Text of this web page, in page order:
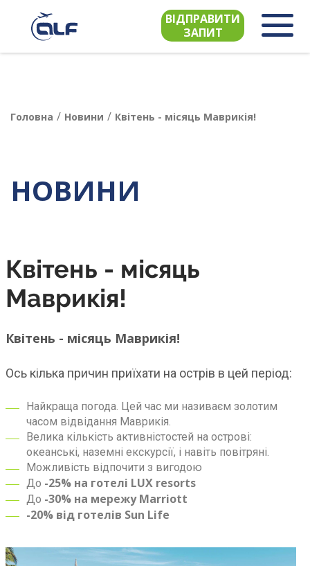
ВІДПРАВИТИ
ЗАПИТ
Головна / Новини / Квітень - місяць Маврикія!
НОВИНИ
Квітень - місяць
Маврикія!
Квітень - місяць Маврикія!
Ось кілька причин приїхати на острів в цей період:
Найкраща погода. Цей час ми називаєм золотим
часом відвідання Маврикія.
Велика кількість активністостей на острові:
океанські, наземні екскурсії, і навіть повітряні.
Можливість відпочити з вигодою
До -25% на готелі LUX resorts
До -30% на мережу Marriott
-20% від готелів Sun Life